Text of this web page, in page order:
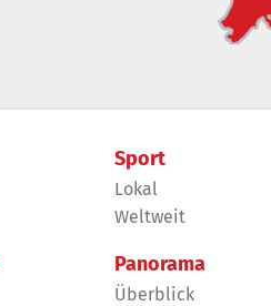
Sport
Lokal
Weltweit
Panorama
Überblick